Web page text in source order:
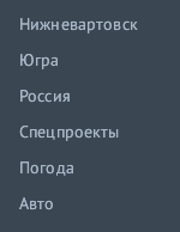
Нижневартовск
Югра
Россия
Спецпроекты
Погода
Авто